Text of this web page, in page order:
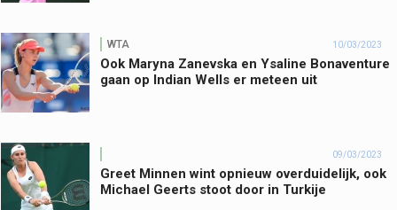
WTA 10/03/2023
Ook Maryna Zanevska en Ysaline Bonaventure
gaan op Indian Wells er meteen uit
09/03/2023
Greet Minnen wint opnieuw overduidelijk, ook
Michael Geerts stoot door in Turkije